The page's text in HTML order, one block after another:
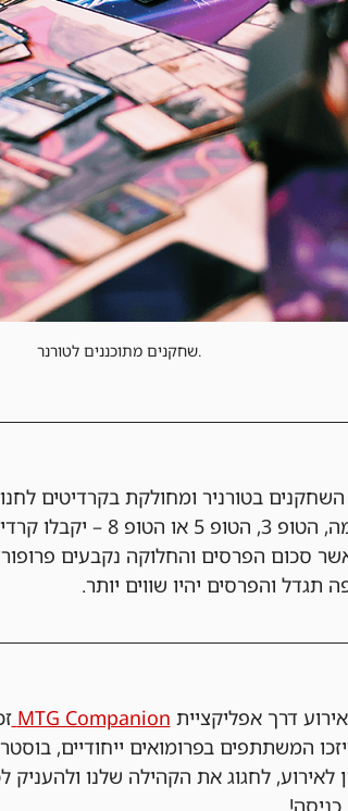
שחקנים מתוכננים לטורנר.
בטורניר ומחולקת בקרדיטים
חנות לחשבון ה-
סכום הפרסים והחלוקה נקבעים
תגדל והפרסים יהיו שווים יותר.
דרך אפליקציית MTG Companion
המשתתפים בפרומואים ייחודיים,
לאירוע, לחגוג את הקהילה שלנו